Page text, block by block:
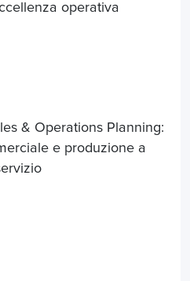
operativa
& Operations Planning:
e produzione a